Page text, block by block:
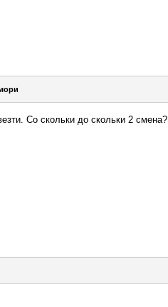
Со скольки до скольки 2 смена?